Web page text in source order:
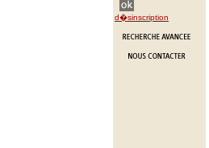
d�sinscription